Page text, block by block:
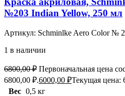
№203 Indian Yellow, 250 мл
Артикул: Schminlke Aero Color №
1 в наличии
6800,00₽ Первоначальная цена
6800,00 ₽.6000,00 ₽Текущая цена:
Вес 0,5 кг